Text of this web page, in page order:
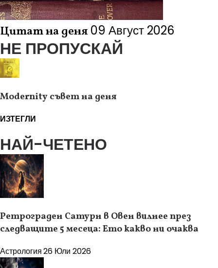
Цитат на деня 09 Август 2026
НЕ ПРОПУСКАЙ
Modernity съвет на деня
ИЗТЕГЛИ
НАЙ-ЧЕТЕНО
Ретрограден Сатурн в Овен вилнее през
следващите 5 месеца: Ето какво ни очаква
Астрология26 Юли 2026